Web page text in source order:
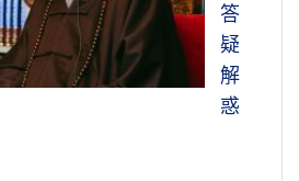
答
疑
解
惑